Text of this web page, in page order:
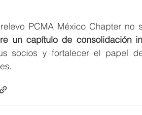
PCMA México Chapter no
un capítulo de consolidación
socios y fortalecer el papel